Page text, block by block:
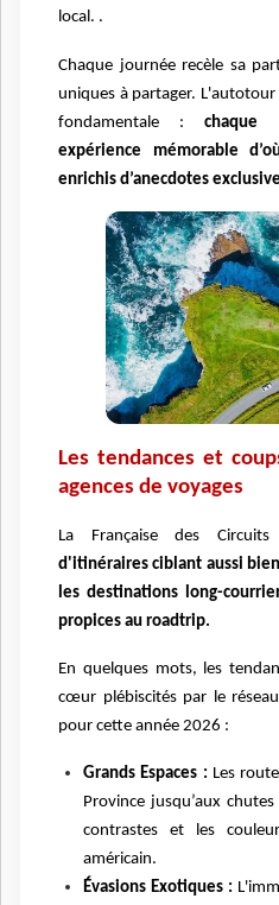
local. .
Chaque journée recèle sa
uniques à partager.
fondamentale :chaque
expérience mémorable
enrichis d’anecdotes
Les tendances et
agences de voyages
La Française des
d'itinéraires ciblant aussi
les destinations long-
propices au roadtrip.
En quelques mots, les
cœur plébiscités par le
pour cette année 2026 :
Grands Espaces : Les
Province jusqu’aux
contrastes et les
américain.
Évasions Exotiques :